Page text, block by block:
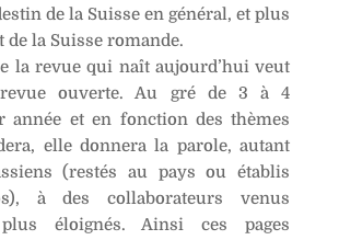
de la Suisse en général, et plus
de la Suisse romande.
la revue qui naît aujourd’hui veut
ouverte. Au gré de 3 à 4
année et en fonction des thèmes
elle donnera la parole, autant
(restés au pays ou établis
à des collaborateurs venus
plus éloignés. Ainsi ces pages